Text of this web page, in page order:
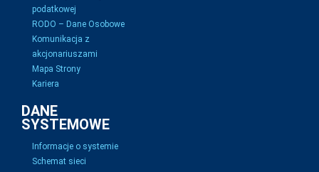
podatkowej
RODO – Dane Osobowe
Komunikacja z
akcjonariuszami
Mapa Strony
Kariera
DANE
SYSTEMOWE
Informacje o systemie
Schemat sieci